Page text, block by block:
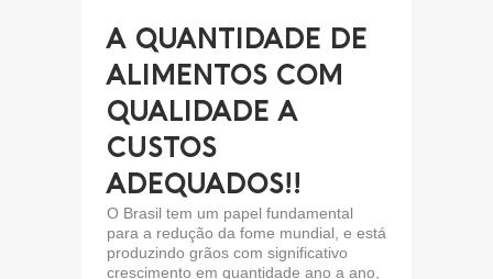
A QUANTIDADE DE
ALIMENTOS COM
QUALIDADE A
CUSTOS
ADEQUADOS!!
O Brasil tem um papel fundamental
para a redução da fome mundial, e está
produzindo grãos com significativo
crescimento em quantidade ano a ano,